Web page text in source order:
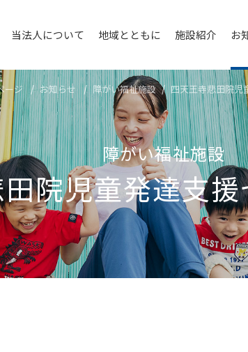
当法人について 地域とともに 施設紹介 お
ージ お知らせ 障がい福祉施設 四天王寺悲⽥院児
障がい福祉施設
院児童発達⽀